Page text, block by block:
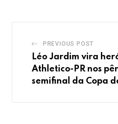
PREVIOUS POST
Léo Jardim vira
Athletico-PR nos
semifinal da Copa